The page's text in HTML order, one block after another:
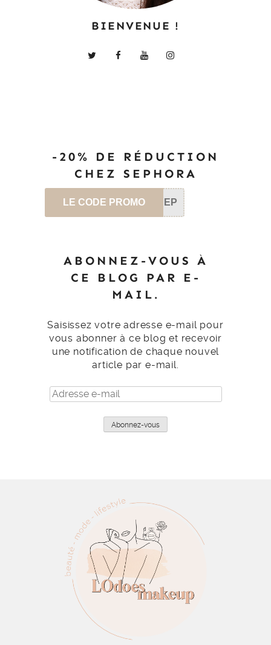
BIENVENUE !
-20% DE RÉDUCTION
CHEZ SEPHORA
LE CODE PROMO SEP
ABONNEZ-VOUS À
CE BLOG PAR E-
MAIL.
Saisissez votre adresse e-mail pour
vous abonner à ce blog et recevoir
une notification de chaque nouvel
article par e-mail.
Adresse
e-
Abonnez-vous